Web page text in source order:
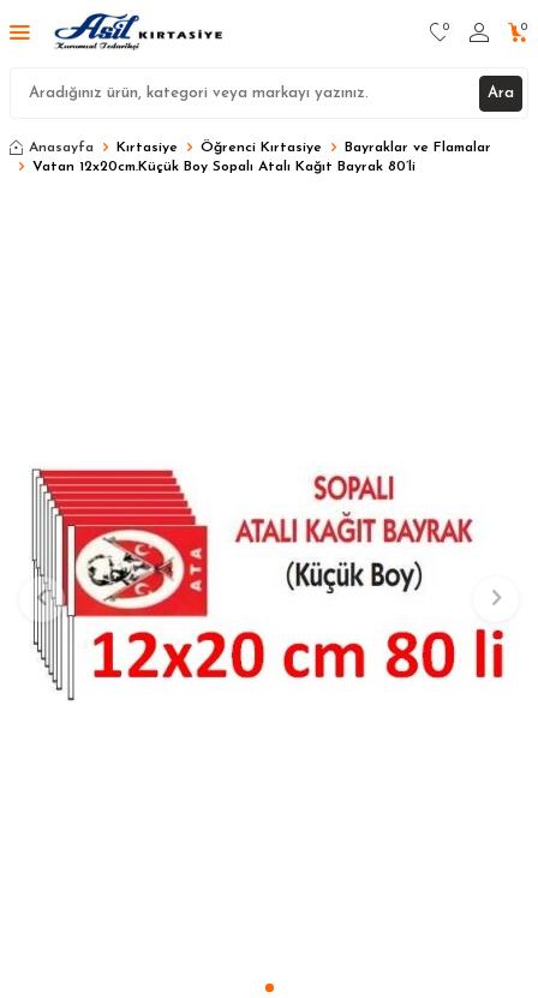
Ara
0 0
Anasayfa Kırtasiye Öğrenci Kırtasiye
Bayraklar ve Flamalar
Vatan 12x20cm.Küçük Boy Sopalı Atalı Kağıt Bayrak 80’li